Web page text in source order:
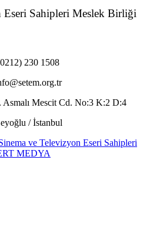
Eseri Sahipleri Meslek Birliği
230 1508
Asmalı Mescit Cd. No:3 K:2 D:4
/ İstanbul
ve Televizyon Eseri Sahipleri
MEDYA